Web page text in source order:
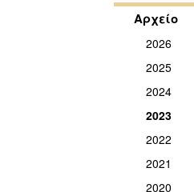
Αρχείο
2026
2025
2024
2023
2022
2021
2020